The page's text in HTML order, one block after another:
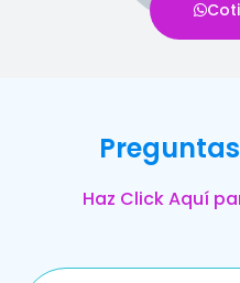
Haz Click Aquí